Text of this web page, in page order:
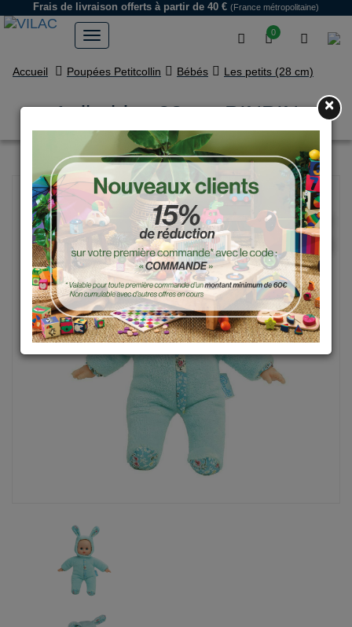
0
Frais de livraison offerts à partir de 40 € (France métropolitaine)
Accueil Poupées Petitcollin Bébés Les petits (28 cm)
Anibabies 28 cm PINPIN ×